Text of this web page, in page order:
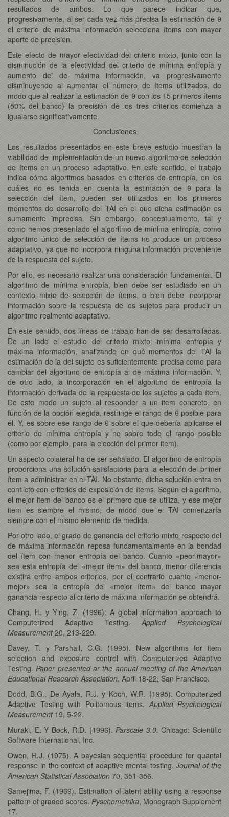
resultados de ambos. Lo que parece indicar que,
progresivamente, al ser cada vez más precisa la estimación de θ
el criterio de máxima información selecciona ítems con mayor
aporte de precisión.
Este efecto de mayor efectividad del criterio mixto, junto con la
disminución de la efectividad del criterio de mínima entropía y
aumento del de máxima información, va progresivamente
disminuyendo al aumentar el número de ítems utilizados, de
modo que al realizar la estimación de θ con los 15 primeros ítems
(50% del banco) la precisión de los tres criterios comienza a
igualarse significativamente.
Conclusiones
Los resultados presentados en este breve estudio muestran la
viabilidad de implementación de un nuevo algoritmo de selección
de ítems en un proceso adaptativo. En este sentido, el trabajo
indica cómo algoritmos basados en criterios de entropía, en los
cuáles no es tenida en cuenta la estimación de θ para la
selección del ítem, pueden ser utilizados en los primeros
momentos de desarrollo del TAI en el que dicha estimación es
sumamente imprecisa. Sin embargo, conceptualmente, tal y
como hemos presentado el algoritmo de mínima entropía, como
algoritmo único de selección de ítems no produce un proceso
adaptativo, ya que no incorpora ninguna información proveniente
de la respuesta del sujeto.
Por ello, es necesario realizar una consideración fundamental. El
algoritmo de mínima entropía, bien debe ser estudiado en un
contexto mixto de selección de ítems, o bien debe incorporar
información sobre la respuesta de los sujetos para producir un
algoritmo realmente adaptativo.
En este sentido, dos líneas de trabajo han de ser desarrolladas.
De un lado el estudio del criterio mixto: mínima entropía y
máxima información, analizando en qué momentos del TAI la
estimación de la del sujeto es suficientemente precisa como para
cambiar del algoritmo de entropía al de máxima información. Y,
de otro lado, la incorporación en el algoritmo de entropía la
información derivada de la respuesta de los sujetos a cada ítem.
De este modo un sujeto al responder a un item concreto, en
función de la opción elegida, restringe el rango de θ posible para
él. Y, es sobre ese rango de θ sobre el que debería aplicarse el
criterio de mínima entropía y no sobre todo el rango posible
(como por ejemplo, para la elección del primer item).
Un aspecto colateral ha de ser señalado. El algoritmo de entropía
proporciona una solución satisfactoria para la elección del primer
ítem a administrar en el TAI. No obstante, dicha solución entra en
conflicto con criterios de exposición de ítems. Según el algoritmo,
el mejor item del banco es el primero que se utiliza, y ese mejor
item es siempre el mismo, de modo que el TAI comenzaría
siempre con el mismo elemento de medida.
Por otro lado, el grado de ganancia del criterio mixto respecto del
de máxima información reposa fundamentalmente en la bondad
del ítem con menor entropía del banco. Cuanto «peor-mayor»
sea esta entropía del «mejor ítem» del banco, menor diferencia
existirá entre ambos criterios, por el contrario cuanto «menor-
mejor» sea la entropía del «mejor ítem» del banco mayor
ganancia respecto al criterio de máxima información se obtendrá.
Chang, H. y Ying, Z. (1996). A global information approach to
Computerized Adaptive Testing.Applied Psychological
Measurement20, 213-229.
Davey, T. y Parshall, C.G. (1995). New algorithms for item
selection and exposure control with Computerized Adaptive
Testing. Paper presented ar the annual meeting of the American
Educational Research Association, April 18-22, San Francisco.
Dodd, B.G., De Ayala, R.J. y Koch, W.R. (1995). Computerized
Adaptive Testing with Politomous items. Applied Psychological
Measurement19, 5-22.
Muraki, E. Y Bock, R.D. (1996). Parscale 3.0. Chicago: Scientific
Software International, Inc.
Owen, R.J. (1975). A bayesian sequential procedure for quantal
response in the context of adaptive mental testing.Journal of the
American Statistical Association 70, 351-356.
Samejima, F. (1969). Estimation of latent ability using a response
pattern of graded scores. Pyschometrika, Monograph Supplement
17.